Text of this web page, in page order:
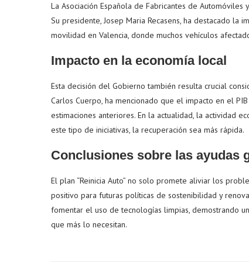
La Asociación Española de Fabricantes de
Su presidente, Josep Maria Recasens, ha destacado
movilidad en Valencia, donde muchos vehículos
Impacto en la economía local
Esta decisión del Gobierno también resulta crucial
Carlos Cuerpo, ha mencionado que el impacto en el
estimaciones anteriores. En la actualidad, la actividad
este tipo de iniciativas, la recuperación sea más rápida.
Conclusiones sobre las ayudas
El plan “Reinicia Auto” no solo promete aliviar los
positivo para futuras políticas de sostenibilidad y
fomentar el uso de tecnologías limpias, demostrando
que más lo necesitan.